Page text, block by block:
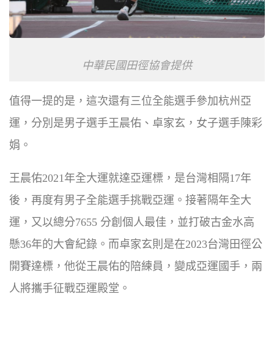
中華民國田徑協會提供
值得一提的是，這次還有三位全能選手參加杭州亞
運，分別是男子選手王晨佑、卓家玄，女子選手陳彩
娟。
王晨佑2021年全大運就達亞運標，是台灣相隔17年
後，再度有男子全能選手挑戰亞運。接著隔年全大
運，又以總分7655 分創個人最佳，並打破古金水高
懸36年的大會紀錄。而卓家玄則是在2023台灣田徑公
開賽達標，他從王晨佑的陪練員，變成亞運國手，兩
人將攜手征戰亞運殿堂。